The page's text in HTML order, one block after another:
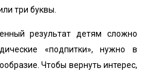
три буквы.
результат детям сложно
«подпитки», нужно в
Чтобы вернуть интерес,